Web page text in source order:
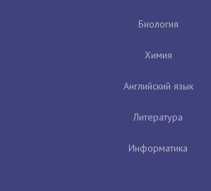
Биология
Химия
Английский язык
Литература
Информатика